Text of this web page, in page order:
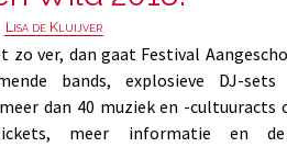
Lisa de Kluijver
zo ver, dan gaat Festival
bands, explosieve DJ-sets
dan 40 muziek en -
meer informatie en